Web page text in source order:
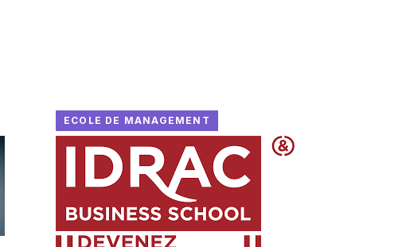
ECOLE DE MANAGEMENT